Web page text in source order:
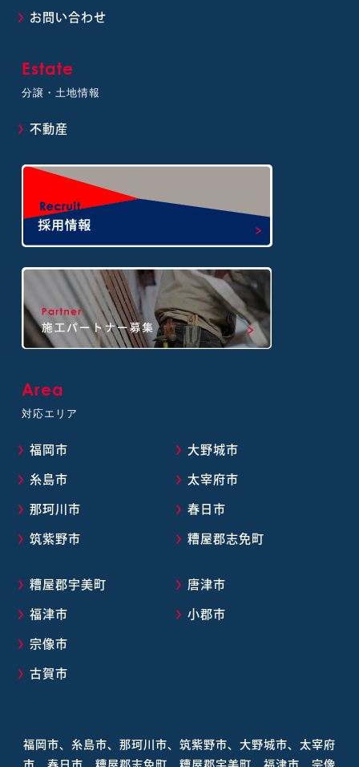
お問い合わせ
Estate
分譲・土地情報
不動産
Area
対応エリア
福岡市
糸島市
那珂川市
筑紫野市
大野城市
太宰府市
春日市
糟屋郡志免町
糟屋郡宇美町
福津市
宗像市
古賀市
唐津市
小郡市
福岡市、糸島市、那珂川市、筑紫野市、大野城市、太宰府